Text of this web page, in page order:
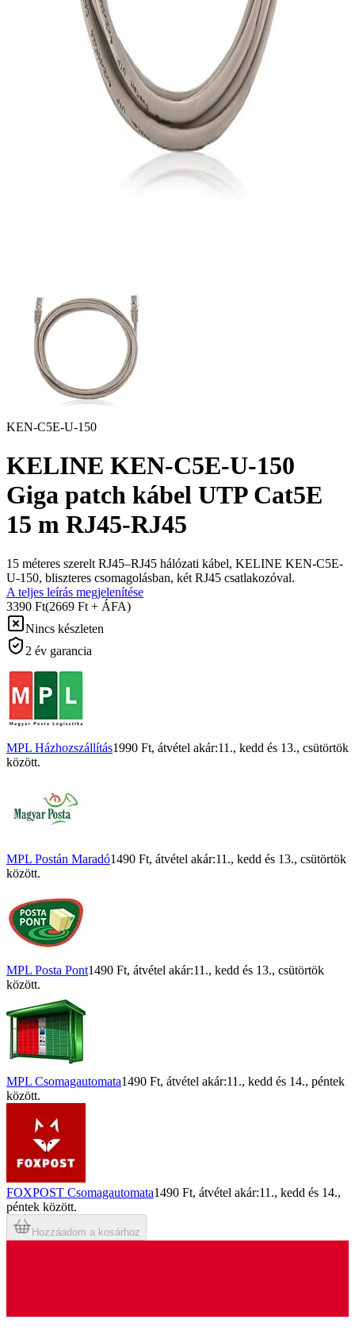
KEN-C5E-U-150
KELINE KEN-C5E-U-150
Giga patch kábel UTP Cat5E
15 m RJ45-RJ45
15 méteres szerelt RJ45–RJ45 hálózati kábel, KELINE KEN-C5E-
U-150, bliszteres csomagolásban, két RJ45 csatlakozóval.
A teljes leírás megjelenítése
3390 Ft(2669 Ft + ÁFA)
Nincs készleten
2 év garancia
MPL Házhozszállítás1990 Ft, átvétel akár:11., kedd és 13., csütörtök
között.
MPL Postán Maradó1490 Ft, átvétel akár:11., kedd és 13., csütörtök
között.
MPL Posta Pont1490 Ft, átvétel akár:11., kedd és 13., csütörtök
között.
MPL Csomagautomata1490 Ft, átvétel akár:11., kedd és 14., péntek
között.
FOXPOST Csomagautomata1490 Ft, átvétel akár:11., kedd és 14.,
péntek között.
Hozzáadom a kosárhoz